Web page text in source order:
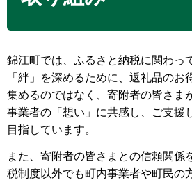
錦江町では、ふるさと納税に関わっ
「絆」を深めるために、返礼品のお
集めるのではなく、寄附者の皆さま
事業者の「想い」に共感し、ご支援
目指しています。
また、寄附者の皆さまとの信頼関係
税制度以外でも町内事業者や町民の